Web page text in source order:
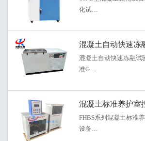
化试…
混凝土自动快速冻
混凝土自动快速冻融试
准G…
混凝土标准养护室
FHBS系列混凝土标准
设备…